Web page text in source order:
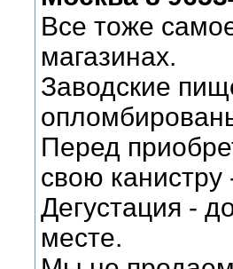
Все тоже
магазинах.
Заводские
Перед
свою канистру
Дегустация -
месте.